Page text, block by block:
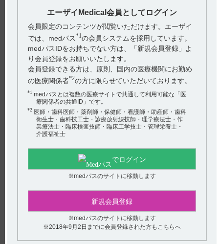
2）ケイツーシロップ0.2％電子添文 2023年4月改訂（第2版）
14．適用上の注意 14．1薬剤投与時の注意 14．1．2
【更新年月】
2024年2月
電子添文には、薬剤投与時の注意に関する以下の記載がありま
14．1薬剤投与時の注意
14．1．1出生後早期の新生児への投与は白湯で10倍程度に薄め
るか、又は哺乳確立後に投与を行うこと。本剤は、シロップ剤
で高浸透圧になっている。（引用1）
プーン等に移して服用させること。スティック包装から直接服
用させると誤嚥や口唇が傷付くおそれがある。（引用2）
1）ケイツーシロップ0.2％電子添文 2023年4月改訂（第2版）
2）ケイツーシロップ0.2％電子添文 2023年4月改訂（第2版）
エーザイMedical会員としてログイン
会員限定のコンテンツが閲覧いただけます。エーザイ
では、medパス*1の会員システムを採用しています。
medパスIDをお持ちでない方は、「新規会員登録」よ
り会員登録をお願いいたします。
会員登録できる方は、原則、国内の医療機関にお勤め
の医療関係者*2の方に限らせていただいております。
*1 medパスとは複数の医療サイトで共通して利用可能な「医
療関係者の共通ID」です。
*2 医師・歯科医師・薬剤師・保健師・看護師・助産師・歯科
衛生士・歯科技工士・診療放射線技師・理学療法士・作
業療法士・臨床検査技師・臨床工学技士・管理栄養士・
介護福祉士
でログイン
※medパスのサイトに移動します
新規会員登録
※medパスのサイトに移動します
※2018年9月2日までに会員登録された方もこちらへ